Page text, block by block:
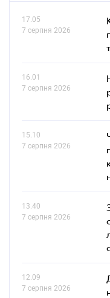
17.05
7 серпня 2026
16.01
7 серпня 2026
15.10
7 серпня 2026
13.40
7 серпня 2026
12.09
7 серпня 2026